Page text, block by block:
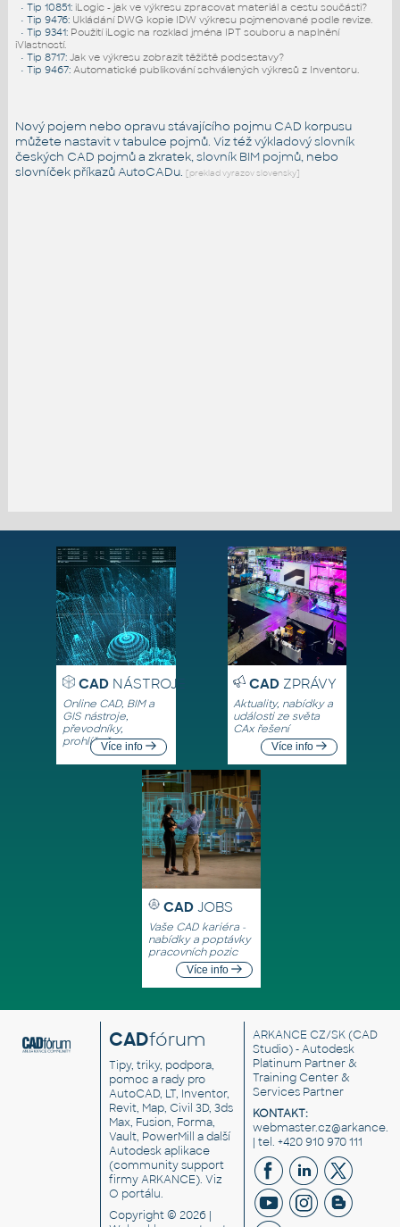
• Tip 10851: iLogic - jak ve výkresu zpracovat materiál a cestu součásti?
• Tip 9476: Ukládání DWG kopie IDW výkresu pojmenované podle revize.
• Tip 9341: Použití iLogic na rozklad jména IPT souboru a naplnění
iVlastností.
• Tip 8717: Jak ve výkresu zobrazit těžiště podsestavy?
• Tip 9467: Automatické publikování schválených výkresů z Inventoru.
Nový pojem nebo opravu stávajícího pojmu CAD korpusu
můžete nastavit v tabulce pojmů. Viz téžvýkladový slovník
českých CAD pojmů a zkratek,slovník BIM pojmů, nebo
slovníček příkazů AutoCADu. [preklad vyrazov slovensky]
CADNÁSTROJE
Online CAD, BIM a
GIS nástroje,
převodníky,
prohlížečeVíce info
CADZPRÁVY
Aktuality, nabídky a
události ze světa
CAx řešení
Více info
CAD JOBS
Vaše CAD kariéra -
nabídky a poptávky
pracovních pozic
Více info
CADfórum
Tipy, triky, podpora,
pomoc a rady pro
AutoCAD, LT, Inventor,
Revit, Map, Civil 3D, 3ds
Max, Fusion, Forma,
Vault, PowerMill a další
Autodesk aplikace
(community support
firmy ARKANCE). Viz
O portálu.
Copyright © 2026 |
ARKANCE CZ/SK(CAD
Studio) - Autodesk
Platinum Partner &
Training Center &
Services Partner
KONTAKT:
| tel. +420 910 970 111